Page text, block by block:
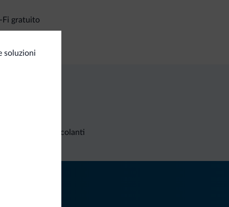
Fi gratuito
soluzioni
non vincolanti